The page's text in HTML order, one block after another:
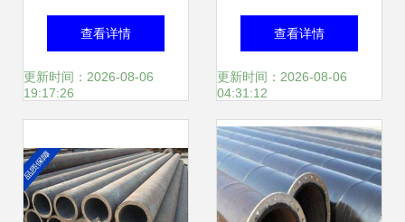
35CrMO无缝钢管
材质、特性与应用
查看详情
更新时间：2026-08-06
19:17:26
新到河南厂家直销
45号无缝钢管，以
硬核品质衔接市场
快车道
查看详情
更新时间：2026-08-06
04:31:12